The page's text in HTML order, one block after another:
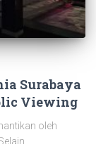
Surabaya
Viewing
oleh